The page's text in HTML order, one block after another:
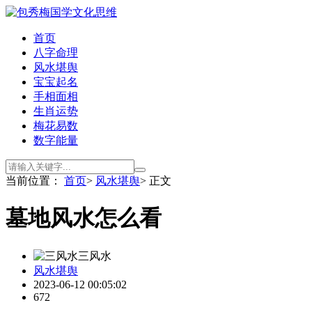
首页
八字命理
风水堪舆
宝宝起名
手相面相
生肖运势
梅花易数
数字能量
当前位置： 首页> 风水堪舆> 正文
墓地风水怎么看
三风水
风水堪舆
2023-06-12 00:05:02
672